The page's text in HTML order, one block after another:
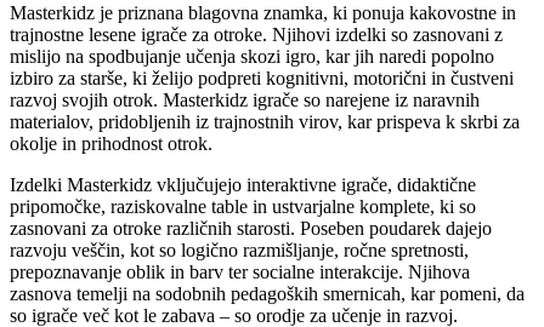
Masterkidz je priznana blagovna znamka, ki ponuja kakovostne in
trajnostne lesene igrače za otroke. Njihovi izdelki so zasnovani z
mislijo na spodbujanje učenja skozi igro, kar jih naredi popolno
izbiro za starše, ki želijo podpreti kognitivni, motorični in čustveni
razvoj svojih otrok. Masterkidz igrače so narejene iz naravnih
materialov, pridobljenih iz trajnostnih virov, kar prispeva k skrbi za
okolje in prihodnost otrok.
Izdelki Masterkidz vključujejo interaktivne igrače, didaktične
pripomočke, raziskovalne table in ustvarjalne komplete, ki so
zasnovani za otroke različnih starosti. Poseben poudarek dajejo
razvoju veščin, kot so logično razmišljanje, ročne spretnosti,
prepoznavanje oblik in barv ter socialne interakcije. Njihova
zasnova temelji na sodobnih pedagoških smernicah, kar pomeni, da
so igrače več kot le zabava – so orodje za učenje in razvoj.